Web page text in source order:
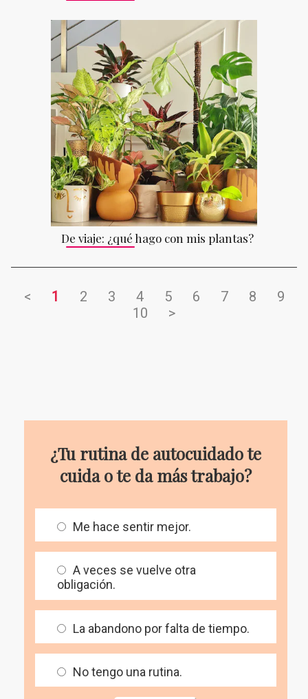
De viaje: ¿qué hago con mis plantas?
< 1 2 3 4 5 6 7 8
9
10
>
¿Tu rutina de autocuidado te
cuida o te da más trabajo?
Me hace sentir mejor.
A veces se vuelve otra
obligación.
La abandono por falta de tiempo.
No tengo una rutina.